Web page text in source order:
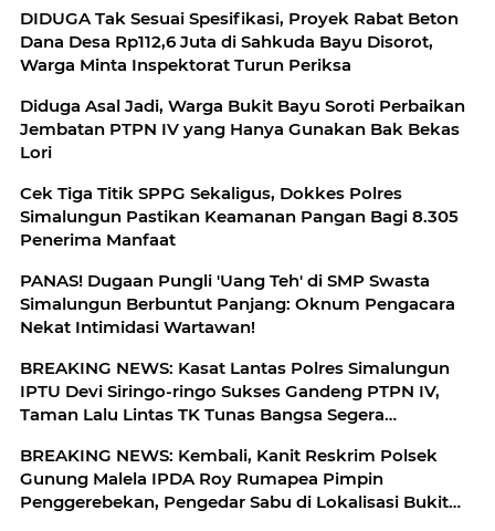
DIDUGA Tak Sesuai Spesifikasi, Proyek Rabat Beton
Dana Desa Rp112,6 Juta di Sahkuda Bayu Disorot,
Warga Minta Inspektorat Turun Periksa
Diduga Asal Jadi, Warga Bukit Bayu Soroti Perbaikan
Jembatan PTPN IV yang Hanya Gunakan Bak Bekas
Lori
Cek Tiga Titik SPPG Sekaligus, Dokkes Polres
Simalungun Pastikan Keamanan Pangan Bagi 8.305
Penerima Manfaat
PANAS! Dugaan Pungli 'Uang Teh' di SMP Swasta
Simalungun Berbuntut Panjang: Oknum Pengacara
Nekat Intimidasi Wartawan!
BREAKING NEWS: Kasat Lantas Polres Simalungun
IPTU Devi Siringo-ringo Sukses Gandeng PTPN IV,
Taman Lalu Lintas TK Tunas Bangsa Segera
BREAKING NEWS: Kembali, Kanit Reskrim Polsek
Gunung Malela IPDA Roy Rumapea Pimpin
Penggerebekan, Pengedar Sabu di Lokalisasi Bukit